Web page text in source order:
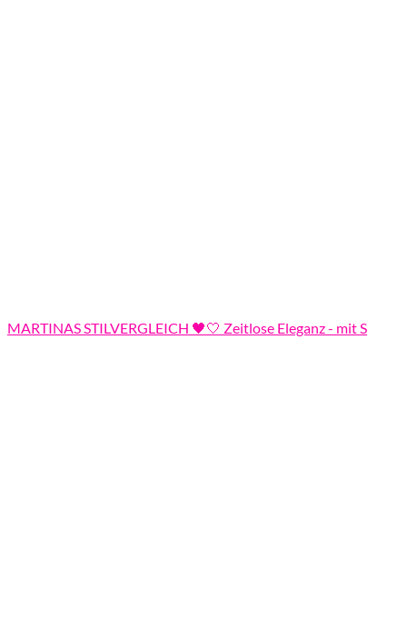
MARTINAS STILVERGLEICH 🖤🤍 Zeitlose Eleganz - mit S